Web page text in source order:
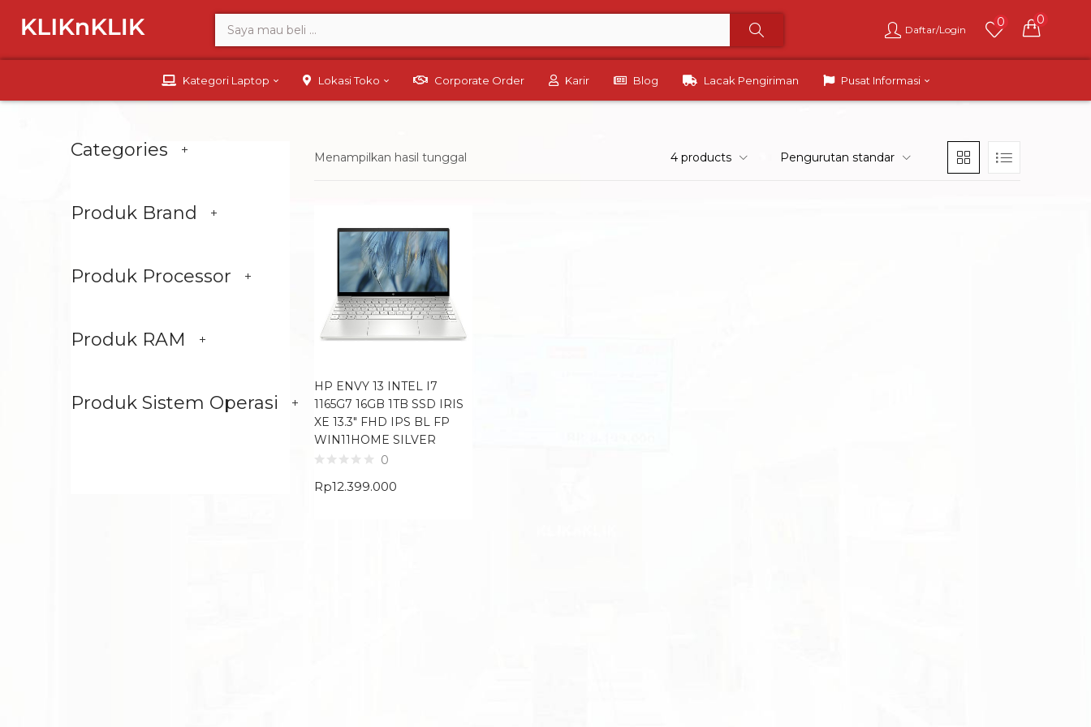
Daftar/Login
0 0
Kategori Laptop Lokasi Toko Corporate Order Karir Blog Lacak Pengiriman Pusat Informasi
Categories
Produk Brand
Produk Processor
Produk RAM
Produk Sistem Operasi
Menampilkan hasil tunggal 4 products Pengurutan standar
HP ENVY 13 INTEL I7
1165G7 16GB 1TB SSD IRIS
XE 13.3″ FHD IPS BL FP
WIN11HOME SILVER
0
Rp12.399.000